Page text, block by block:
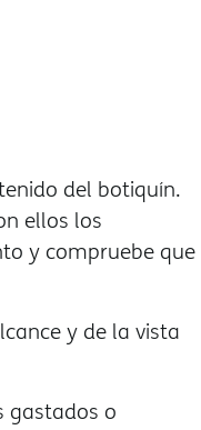
del botiquín.
ellos los
y compruebe que
y de la vista
gastados o